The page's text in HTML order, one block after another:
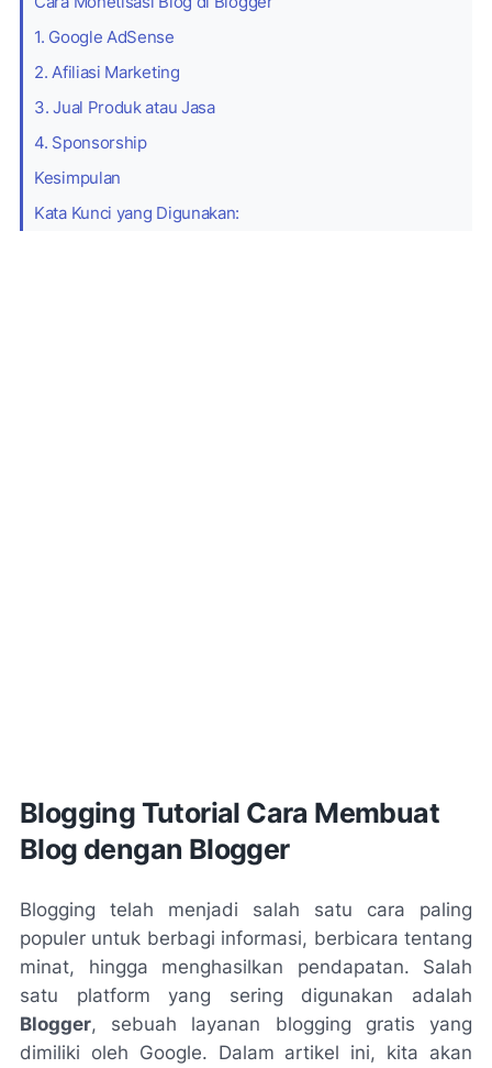
1. Google AdSense
2. Afiliasi Marketing
3. Jual Produk atau Jasa
4. Sponsorship
Kesimpulan
Kata Kunci yang Digunakan:
Blogging Tutorial Cara Membuat
Blog dengan Blogger
Blogging telah menjadi salah satu cara paling
populer untuk berbagi informasi, berbicara tentang
minat, hingga menghasilkan pendapatan. Salah
satu platform yang sering digunakan adalah
Blogger, sebuah layanan blogging gratis yang
dimiliki oleh Google. Dalam artikel ini, kita akan